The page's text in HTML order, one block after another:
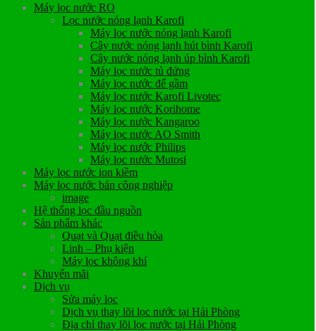
Máy lọc nước RO
Lọc nước nóng lạnh Karofi
Máy lọc nước nóng lạnh Karofi
Cây nước nóng lạnh hút bình Karofi
Cây nước nóng lạnh úp bình Karofi
Máy lọc nước tủ đứng
Máy lọc nước để gầm
Máy lọc nước Karofi Livotec
Máy lọc nước Korihome
Máy lọc nước Kangaroo
Máy lọc nước AO Smith
Máy lọc nước Philips
Máy lọc nước Mutosi
Máy lọc nước ion kiềm
Máy lọc nước bán công nghiệp
image
Hệ thống lọc đầu nguồn
Sản phẩm khác
Quạt và Quạt điều hòa
Linh – Phụ kiện
Máy lọc không khí
Khuyến mãi
Dịch vụ
Sửa máy lọc
Dịch vụ thay lõi lọc nước tại Hải Phòng
Địa chỉ thay lõi lọc nước tại Hải Phòng